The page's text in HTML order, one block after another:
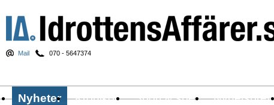
Mail 070 - 5647374
Nyheter Krönikor Sport & spel Nyhetsbrev